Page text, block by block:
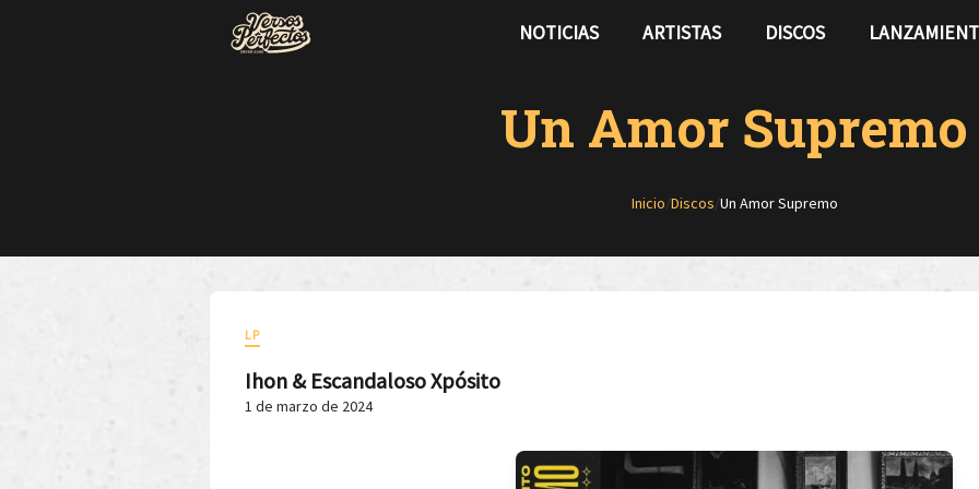
NOTICIAS ARTISTAS DISCOS
Un Amor Supremo
Inicio/Discos/Un Amor Supremo
LP
Ihon & Escandaloso Xpósito
1 de marzo de 2024